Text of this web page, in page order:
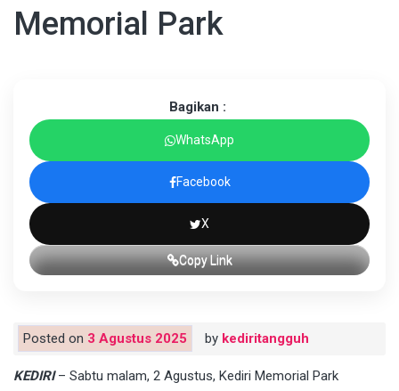
Memorial Park
Bagikan :
WhatsApp
Facebook
X
Copy Link
Posted on 3 Agustus 2025 by kediritangguh
KEDIRI– Sabtu malam, 2 Agustus, Kediri Memorial Park